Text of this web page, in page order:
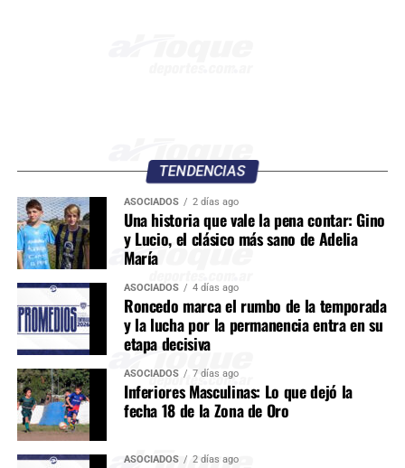
TENDENCIAS
ASOCIADOS 2 días ago
Una historia que vale la pena contar: Gino
y Lucio, el clásico más sano de Adelia
María
ASOCIADOS 4 días ago
Roncedo marca el rumbo de la temporada
y la lucha por la permanencia entra en su
etapa decisiva
ASOCIADOS 7 días ago
Inferiores Masculinas: Lo que dejó la
fecha 18 de la Zona de Oro
ASOCIADOS 2 días ago